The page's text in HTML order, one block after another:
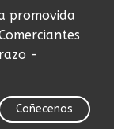
promovida
-
Coñecenos